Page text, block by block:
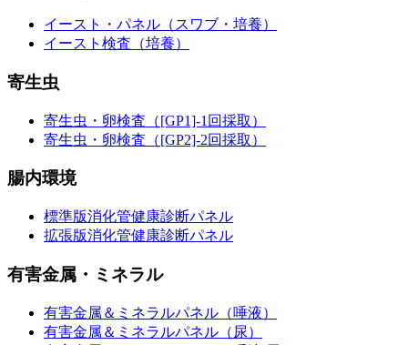
イースト・パネル（スワブ・培養）
イースト検査（培養）
寄生虫
寄生虫・卵検査（[GP1]-1回採取）
寄生虫・卵検査（[GP2]-2回採取）
腸内環境
標準版消化管健康診断パネル
拡張版消化管健康診断パネル
有害金属・ミネラル
有害金属＆ミネラルパネル（唾液）
有害金属＆ミネラルパネル（尿）